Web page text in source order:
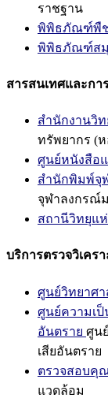
ราชฐาน
พิพิธภัณฑ์พื
พิพิธภัณฑ์ส
สารสนเทศและกา
สำนักงานวิ
ทรัพยากร (
ศูนย์หนังสือ
สำนักพิมพ์จุ
จุฬาลงกรณ์
สถานีวิทยุแ
บริการตรวจวิเคร
ศูนย์วิทยาศ
ศูนย์ความเป็
อันตราย ศูน
เสียอันตราย
ตรวจสอบคุ
แวดล้อม